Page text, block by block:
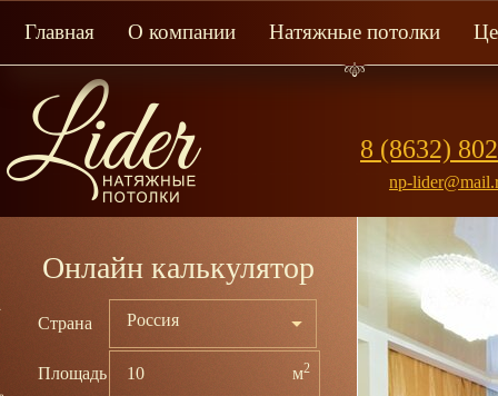
Главная О компании Натяжные потолки
8 (8632)
np-
Онлайн калькулятор
Страна Россия
Площадь м2